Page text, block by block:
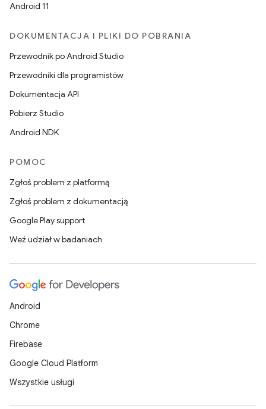
Android 11
DOKUMENTACJA I PLIKI DO POBRANIA
Przewodnik po Android Studio
Przewodniki dla programistów
Dokumentacja API
Pobierz Studio
Android NDK
POMOC
Zgłoś problem z platformą
Zgłoś problem z dokumentacją
Google Play support
Weź udział w badaniach
Android
Chrome
Firebase
Google Cloud Platform
Wszystkie usługi